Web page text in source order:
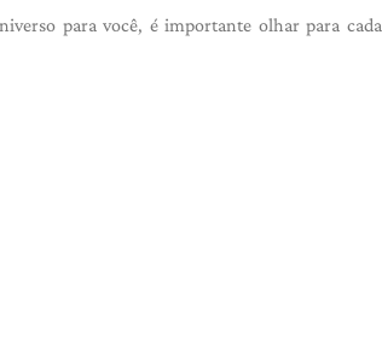
para você, é importante olhar para cada